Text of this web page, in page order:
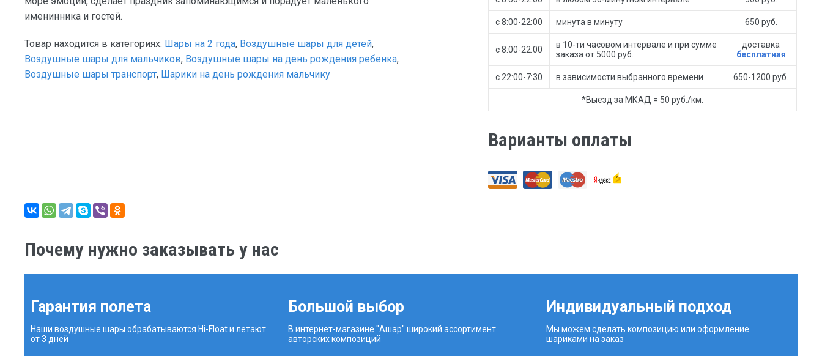
именинника и гостей.
Товар находится в категориях: Шары на 2 года, Воздушные шары для детей,
Воздушные шары для мальчиков, Воздушные шары на день рождения ребенка,
Воздушные шары транспорт, Шарики на день рождения мальчику
с 8:00-22:00 минута в минуту 650 руб.
с 8:00-22:00
в 10-ти часовом интервале и при сумме
заказа от 5000 руб.
доставка
бесплатная
с 22:00-7:30 в зависимости выбранного времени 650-1200 руб.
*Выезд за МКАД = 50 руб./км.
Варианты оплаты
Почему нужно заказывать у нас
Гарантия полета
Наши воздушные шары обрабатываются Hi-Float и летают
от 3 дней
Большой выбор
В интернет-магазине "Ашар" широкий ассортимент
авторских композиций
Индивидуальный подход
Мы можем сделать композицию или оформление
шариками на заказ